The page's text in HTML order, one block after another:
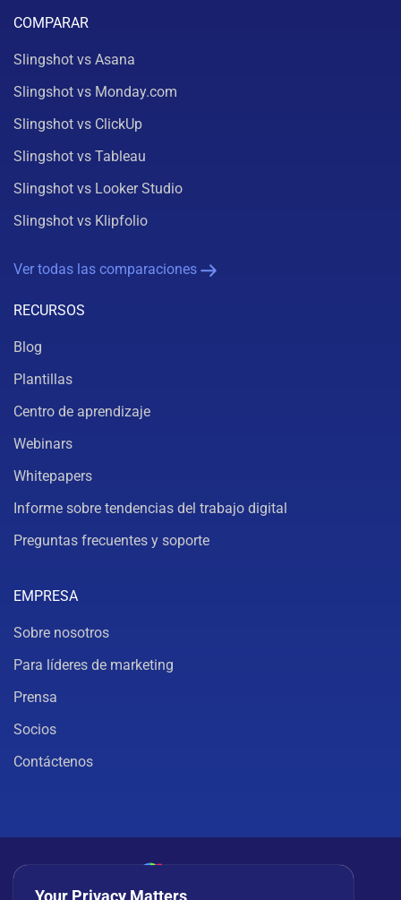
COMPARAR
Slingshot vs Asana
Slingshot vs Monday.com
Slingshot vs ClickUp
Slingshot vs Tableau
Slingshot vs Looker Studio
Slingshot vs Klipfolio
Ver todas las comparaciones
RECURSOS
Blog
Plantillas
Centro de aprendizaje
Webinars
Whitepapers
Informe sobre tendencias del trabajo digital
Preguntas frecuentes y soporte
EMPRESA
Sobre nosotros
Para líderes de marketing
Prensa
Socios
Contáctenos
Your Privacy Matters